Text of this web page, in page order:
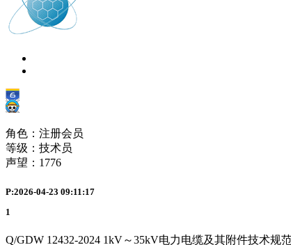
角色：注册会员
等级：技术员
声望： 1776
P:2026-04-23 09:11:17
1
Q/GDW 12432-2024 1kV～35kV电力电缆及其附件技术规